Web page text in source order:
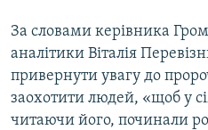
За словами керівника
аналітики Віталія
привернути увагу до
заохотити людей, «щоб у
читаючи його, починали